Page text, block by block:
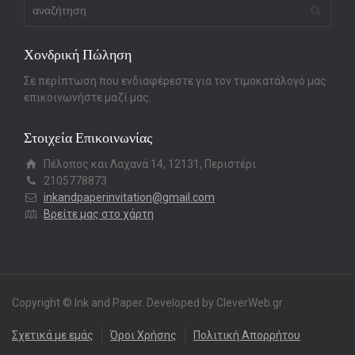
Χονδρική Πώληση
Σε περίπτωση που ενδιαφέρεστε για τον τιμοκατάλογό μας
επικοινωνήστε μαζί μας.
Στοιχεία Επικοινωνίας
Πέλοπος και Λαχανά 14, 12131, Περιστέρι
2105778873
inkandpaperinvitation@gmail.com
Βρείτε μας στο χάρτη
Copyright © Ink and Paper. Developed by CleverWeb.gr
Σχετικά με εμάς Όροι Χρήσης Πολιτική Απορρήτου